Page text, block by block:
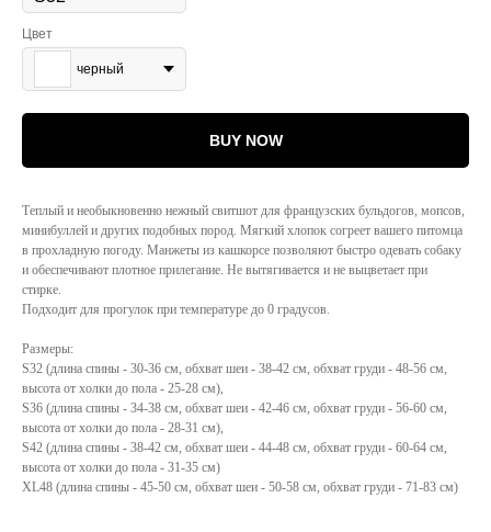
Цвет
черный
BUY NOW
Теплый и необыкновенно нежный свитшот для французских бульдогов, мопсов,
минибуллей и других подобных пород. Мягкий хлопок согреет вашего питомца
в прохладную погоду. Манжеты из кашкорсе позволяют быстро одевать собаку
и обеспечивают плотное прилегание. Не вытягивается и не выцветает при
стирке.
Подходит для прогулок при температуре до 0 градусов.
Размеры:
S32 (длина спины - 30-36 см, обхват шеи - 38-42 см, обхват груди - 48-56 см,
высота от холки до пола - 25-28 см),
S36 (длина спины - 34-38 см, обхват шеи - 42-46 см, обхват груди - 56-60 см,
высота от холки до пола - 28-31 см),
S42 (длина спины - 38-42 см, обхват шеи - 44-48 см, обхват груди - 60-64 см,
высота от холки до пола - 31-35 см)
XL48 (длина спины - 45-50 см, обхват шеи - 50-58 см, обхват груди - 71-83 см)